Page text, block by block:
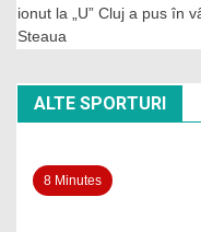
ionut la
„U” Cluj a pus în
Steaua
ALTE SPORTURI
8 Minutes